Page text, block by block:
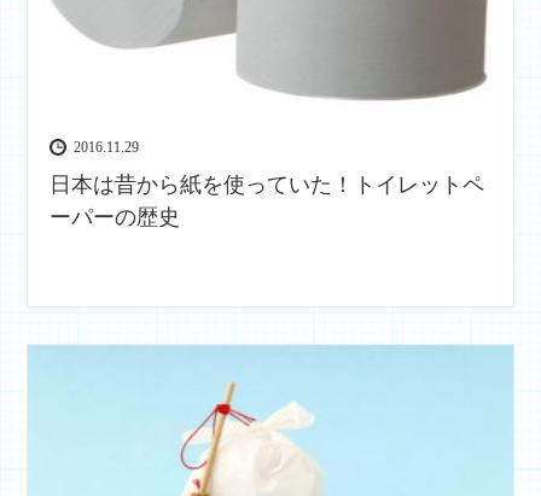
2016.11.29
日本は昔から紙を使っていた！トイレットペ
ーパーの歴史